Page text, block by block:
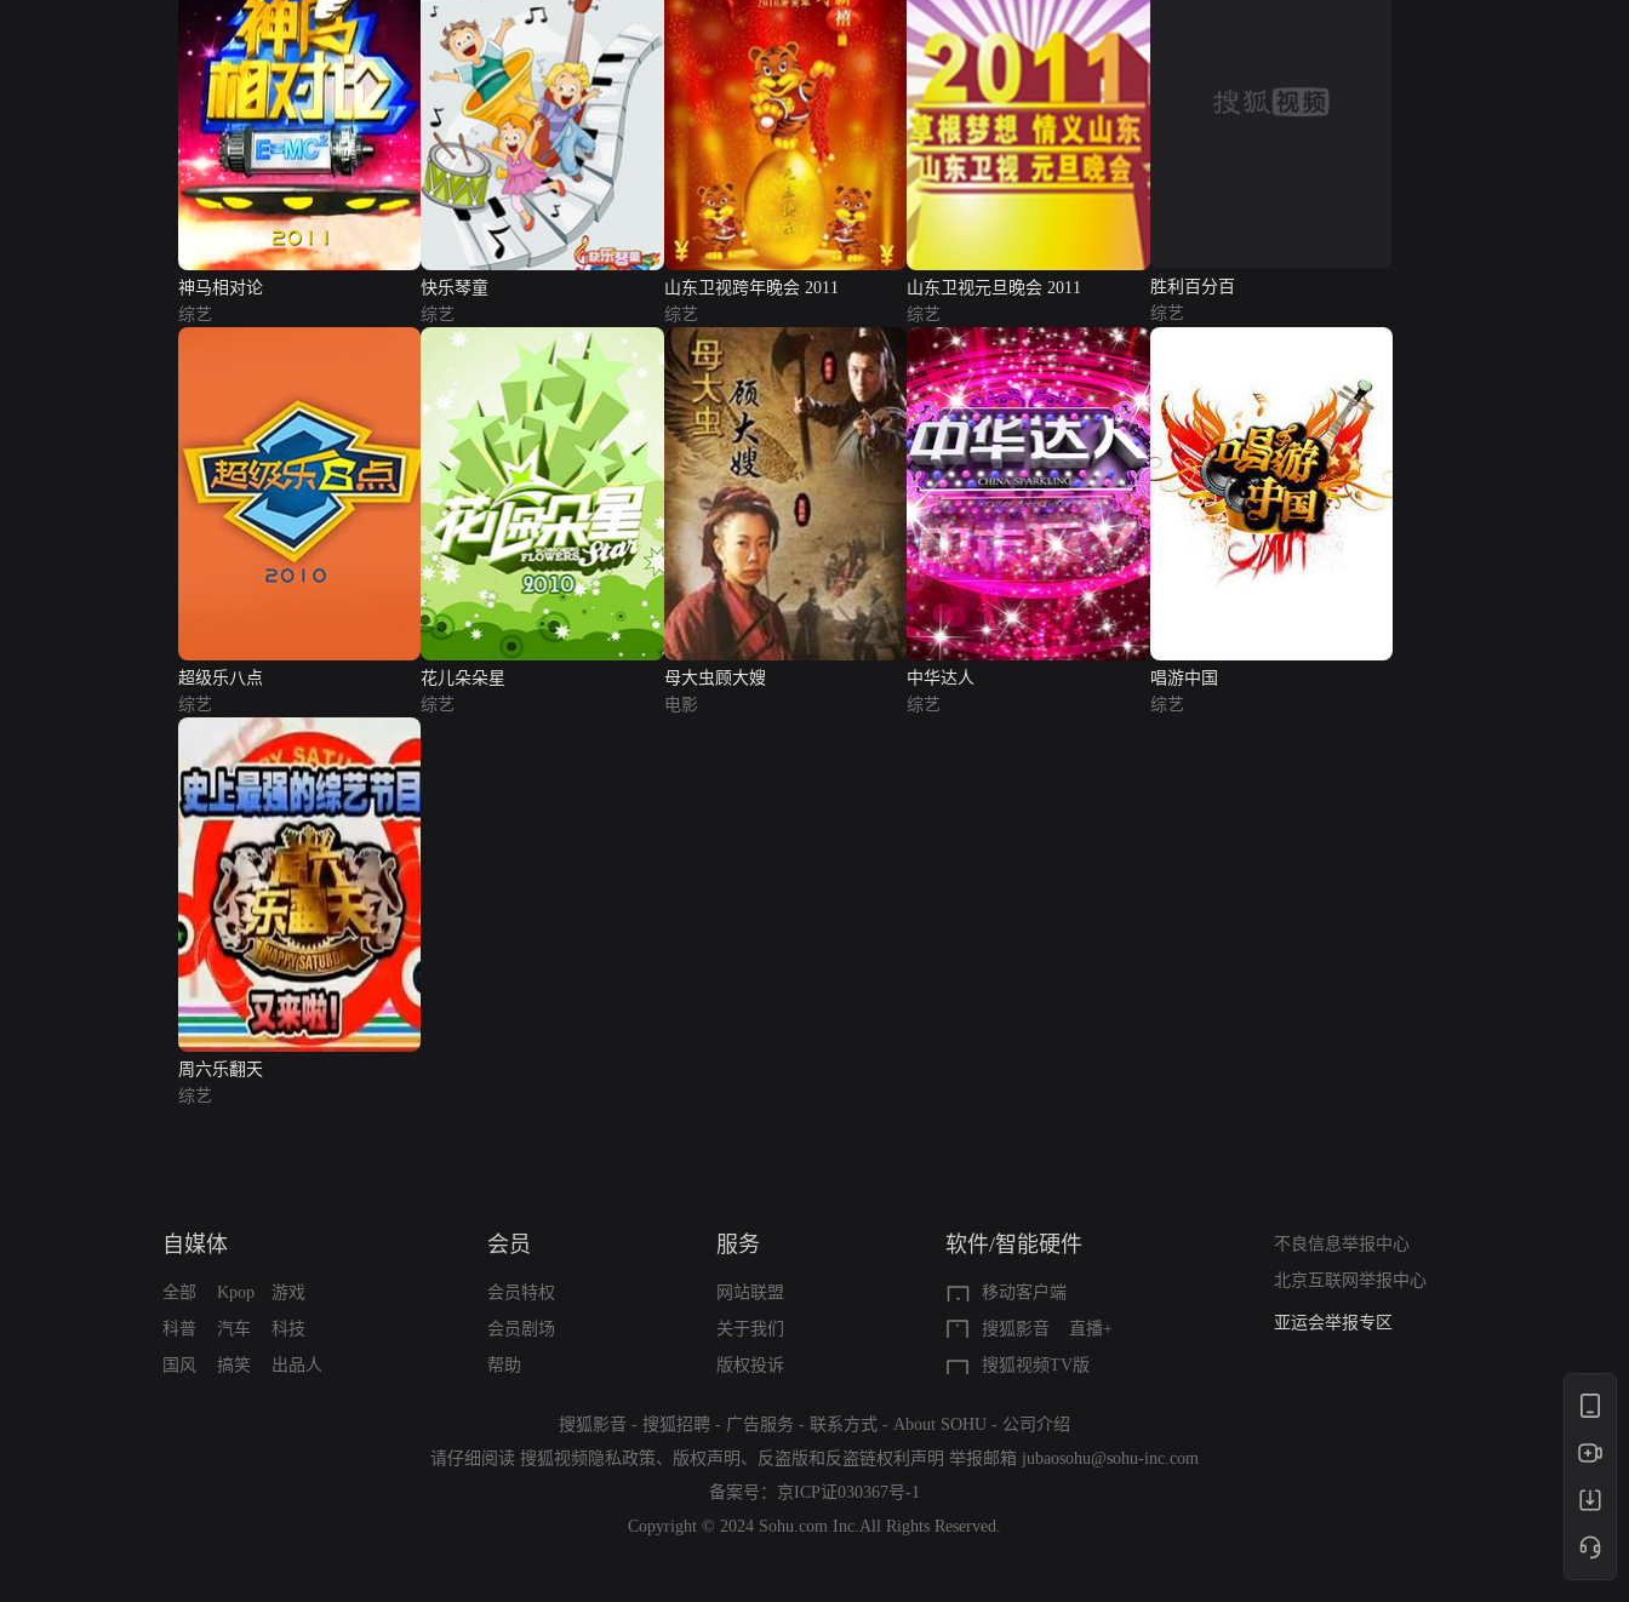
神马相对论
综艺
快乐琴童
综艺
山东卫视跨年晚会 2011
综艺
山东卫视元旦晚会 2011
综艺
胜利百分百
综艺
超级乐八点
综艺
花儿朵朵星
综艺
母大虫顾大嫂
电影
中华达人
综艺
唱游中国
综艺
周六乐翻天
综艺
自媒体
全部
科普
国风
Kpop
汽车
搞笑
游戏
科技
出品人
会员
会员特权
会员剧场
帮助
服务
网站联盟
关于我们
版权投诉
软件/智能硬件
移动客户端
搜狐影音
直播+
搜狐视频TV版
不良信息举报中心
北京互联网举报中心
算法推荐专项举报
亚运会举报专区
搜狐影音 - 搜狐招聘 - 广告服务 - 联系方式 - About SOHU - 公司介绍
请仔细阅读 搜狐视频隐私政策、 版权声明 、 反盗版和反盗链权利声明 举报邮箱 jubaosohu@sohu-inc.com
备案号： 京ICP证030367号-1
Copyright © 2024 Sohu.com Inc.All Rights Reserved.